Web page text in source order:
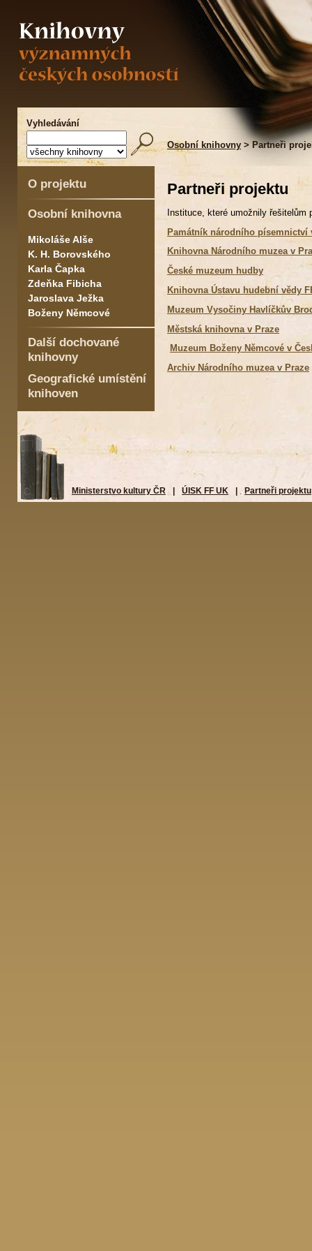
Vyhledávání
Osobní knihovny > Partneři
O projektu
Osobní knihovna
Mikoláše Alše
K. H. Borovského
Karla Čapka
Zdeňka Fibicha
Jaroslava Ježka
Boženy Němcové
Další dochované
knihovny
Geografické umístění
knihoven
Partneři projektu
Instituce, které umožnily
Památník národního písemnictví
Knihovna Národního muzea v
České muzeum hudby
Knihovna Ústavu hudební vědy
Muzeum Vysočiny Havlíčkův
Městská knihovna v Praze
Muzeum Boženy Němcové v
Archiv Národního muzea v Praze
Ministerstvo kultury ČR ÚISK FF UK Partneři projektu